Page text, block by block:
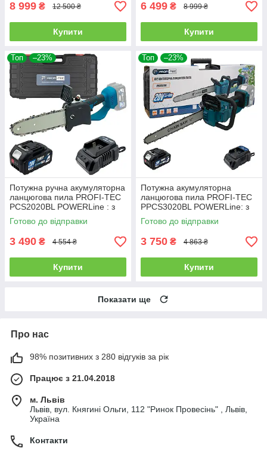
8 999 ₴ 12 500 ₴
Купити
6 499 ₴ 8 999 ₴
Купити
Топ –23%
Потужна ручна акумуляторна
ланцюгова пила PROFI-TEC
PCS2020BL POWERLine : з
АКБ 20V 4.0 Аh, шина 20 см
Готово до відправки
3 490 ₴ 4 554 ₴
Купити
Топ –23%
Потужна акумуляторна
ланцюгова пила PROFI-TEC
PPCS3020BL POWERLine: з
АКБ 20V 4.0 Аh, шина 30 см
Готово до відправки
3 750 ₴ 4 863 ₴
Купити
Показати ще
Про нас
98% позитивних з 280 відгуків за рік
Працює з 21.04.2018
м. Львів
Львів, вул. Княгині Ольги, 112 "Ринок Провесінь" , Львів,
Україна
Контакти